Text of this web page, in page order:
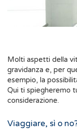
Molti aspetti della
gravidanza e, per
esempio, la
Qui ti spiegheremo
considerazione.
Viaggiare, sì o